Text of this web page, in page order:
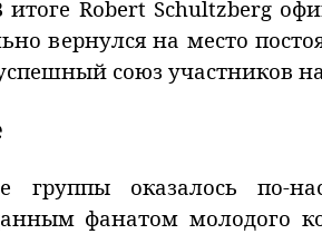
Robert Schultzberg
вернулся на место
союз участников
оказалось по-
фанатом молодого